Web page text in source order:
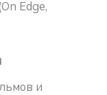
Edge,
и